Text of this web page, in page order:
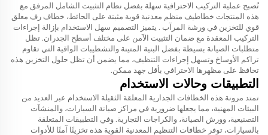
تُصبح عملية التركيب الاحترافية سهلة بفضل نظام التثبيت الشامل المرفق مع
هذه المنتجات خطاطيف منظم معدنية قوية مثبتة على الحائط، خطاف رف معلق
قوي للتخزين في ورشة المرآب . يتميز التصميم سهل الاستخدام بإزالة إجراءات
التركيب المعقدة مع ضمان التثبيت الآمن على مختلف أسطح الجدران. تظل
متطلبات الصيانة بسيطة بفضل البنية المتينة والتشطيبات الواقية التي تقاوم
تراكم الأوساخ وتسهل إجراءات التنظيف، مما يضمن أن تظل حلول التخزين هذه
تحافظ على مظهرها الاحترافي بأقل جهد ممكن.
التطبيقات وحالات الاستخدام
تمتد مرونة هذه الخطافات الجدارية المعلقة الثقيلة الاستخدام عبر العديد من
البيئات المهنية، مما يجعلها ضرورية في مراكز صيانة السيارات، والمنشآت
التصنيعية، وورش الصيانة، والكراجات التجارية. وفي التطبيقات المتعلقة
بالسيارات، توفر خطافات التنظيم المعدنية القوية هذه تخزينًا آمنًا للأدوات